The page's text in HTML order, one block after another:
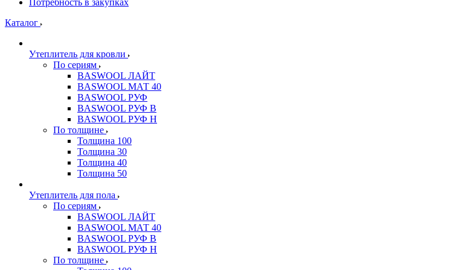
Потребность в закупках
Каталог
Утеплитель для кровли
По сериям
BASWOOL ЛАЙТ
BASWOOL МАТ 40
BASWOOL РУФ
BASWOOL РУФ В
BASWOOL РУФ Н
По толщине
Толщина 100
Толщина 30
Толщина 40
Толщина 50
Утеплитель для пола
По сериям
BASWOOL ЛАЙТ
BASWOOL МАТ 40
BASWOOL РУФ В
BASWOOL РУФ Н
По толщине